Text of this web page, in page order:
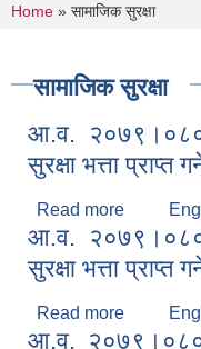
You are here
Home » सामाजिक सुरक्षा
सामाजिक सुरक्षा
आ.व. २०७९।०८०
सुरक्षा भत्ता प्राप्त
Read more about
सुरक्षा भत्ता
आ.व. २०७९।०८०
सुरक्षा भत्ता प्राप्त
Read more about
सुरक्षा भत्ता
आ.व. २०७९।०८०